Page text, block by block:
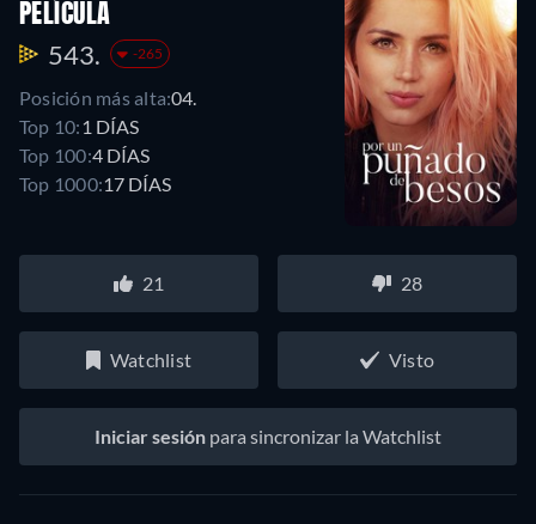
PELÍCULA
543. -265
Posición más alta:04.
Top 10: 1 DÍAS
Top 100:4 DÍAS
Top 1000:17 DÍAS
21 28
Watchlist Visto
Iniciar sesión para sincronizar la Watchlist